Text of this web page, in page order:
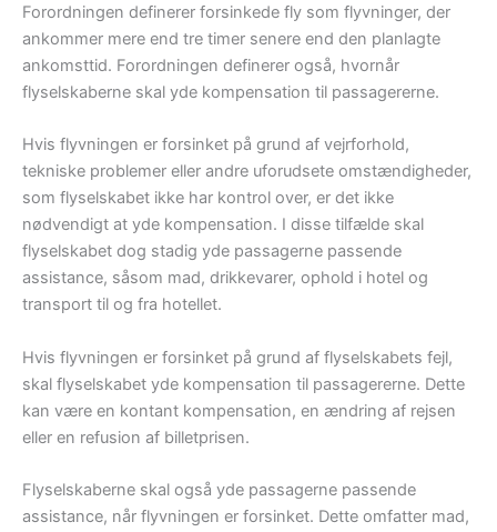
Forordningen definerer forsinkede fly som flyvninger, der
ankommer mere end tre timer senere end den planlagte
ankomsttid. Forordningen definerer også, hvornår
flyselskaberne skal yde kompensation til passagererne.
Hvis flyvningen er forsinket på grund af vejrforhold,
tekniske problemer eller andre uforudsete omstændigheder,
som flyselskabet ikke har kontrol over, er det ikke
nødvendigt at yde kompensation. I disse tilfælde skal
flyselskabet dog stadig yde passagerne passende
assistance, såsom mad, drikkevarer, ophold i hotel og
transport til og fra hotellet.
Hvis flyvningen er forsinket på grund af flyselskabets fejl,
skal flyselskabet yde kompensation til passagererne. Dette
kan være en kontant kompensation, en ændring af rejsen
eller en refusion af billetprisen.
Flyselskaberne skal også yde passagerne passende
assistance, når flyvningen er forsinket. Dette omfatter mad,